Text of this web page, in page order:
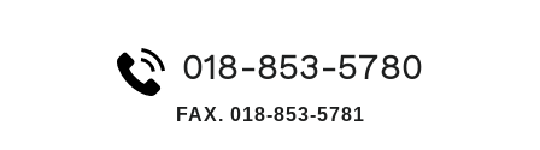
018-853-5780
FAX. 018-853-5781